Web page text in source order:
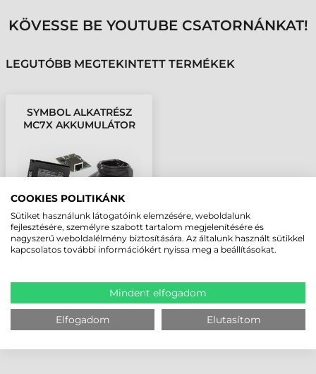
KÖVESSE BE YOUTUBE CSATORNÁNKAT!
LEGUTÓBB MEGTEKINTETT TERMÉKEK
SYMBOL ALKATRÉSZ
MC7X AKKUMULÁTOR
COOKIES POLITIKÁNK
Sütiket használunk látogatóink elemzésére, weboldalunk
fejlesztésére, személyre szabott tartalom megjelenítésére és
nagyszerű weboldalélmény biztosítására. Az általunk használt sütikkel
kapcsolatos további információkért nyissa meg a beállításokat.
Mindent elfogadom
Elfogadom Elutasítom